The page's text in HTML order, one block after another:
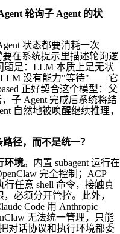
轮询子 Agent 的状
状态都要消耗一次
在系统提示里描述轮询逻
题是：LLM 本质上是无状
LLM 没有能力"等待"——它
正好契合这个模型：父
子 Agent 完成后系统将结
自然地被唤醒继续推理，
径，而不是统一？
环境。内置 subagent 运行在
完全控制；ACP
行任意 shell 命令，接触真
必须分开管控。此外，
Code 用 Anthropic
无法统一管理，只能
对话协议和执行环境都委